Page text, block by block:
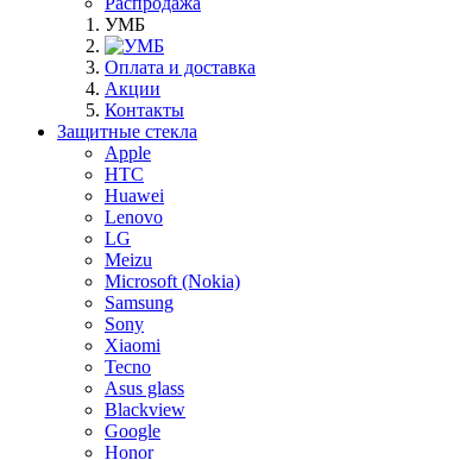
УМБ
Оплата и доставка
Акции
Контакты
Защитные стекла
Apple
HTC
Huawei
Lenovo
LG
Meizu
Microsoft (Nokia)
Samsung
Sony
Xiaomi
Tecno
Asus glass
Blackview
Google
Honor